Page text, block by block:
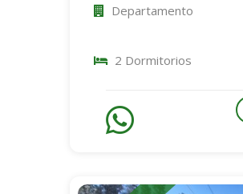
Departamento
2 Dormitorios